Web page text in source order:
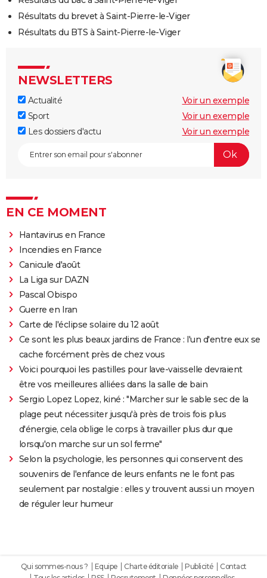
Résultats du brevet à Saint-Pierre-le-Viger
Résultats du BTS à Saint-Pierre-le-Viger
NEWSLETTERS
Actualité
Voir un exemple
Sport
Voir un exemple
Les dossiers d'actu
Voir un exemple
EN CE MOMENT
Hantavirus en France
Incendies en France
Canicule d'août
La Liga sur DAZN
Pascal Obispo
Guerre en Iran
Carte de l'éclipse solaire du 12 août
Ce sont les plus beaux jardins de France : l'un d'entre eux se
cache forcément près de chez vous
Voici pourquoi les pastilles pour lave-vaisselle devraient
être vos meilleures alliées dans la salle de bain
Sergio Lopez Lopez, kiné : "Marcher sur le sable sec de la
plage peut nécessiter jusqu'à près de trois fois plus
d'énergie, cela oblige le corps à travailler plus dur que
lorsqu'on marche sur un sol ferme"
Selon la psychologie, les personnes qui conservent des
souvenirs de l'enfance de leurs enfants ne le font pas
seulement par nostalgie : elles y trouvent aussi un moyen
de réguler leur humeur
Qui sommes-nous ? Equipe Charte éditoriale Publicité
Contact